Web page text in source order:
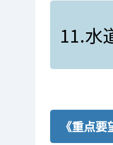
11.水
《重点